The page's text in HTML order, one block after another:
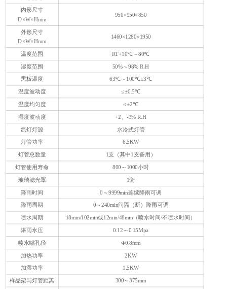
内形尺寸
D×W×Hmm
950×950×850
外形尺寸
D×W×Hmm
1460×1280×1950
温度范围
RT+10℃～80℃
湿度范围
50%～98% R.H
黑板温度 63℃～100℃±3℃
温度波动度
≤±0.5℃
温度均匀度
≤±2℃
湿度波动度
+2、-3% R.H
氙灯灯源 水冷式灯管
灯管功率
6.5KW
灯管总数量
1支（其中1支备用）
灯管使用寿命 800～1000小时
玻璃滤光罩
1套
降雨时间
0～9999min连续降雨可调
降雨周期
0～240min间隔（断）降雨可调
喷水周期 18min/102min或12min/48min（喷水时间/不喷水时间）
淋雨水压
0.12～0.15Mpa
喷水嘴孔径
Ф0.8mm
加热功率
2KW
加湿功率
1.5KW
样品架与灯管距离
300～375mm